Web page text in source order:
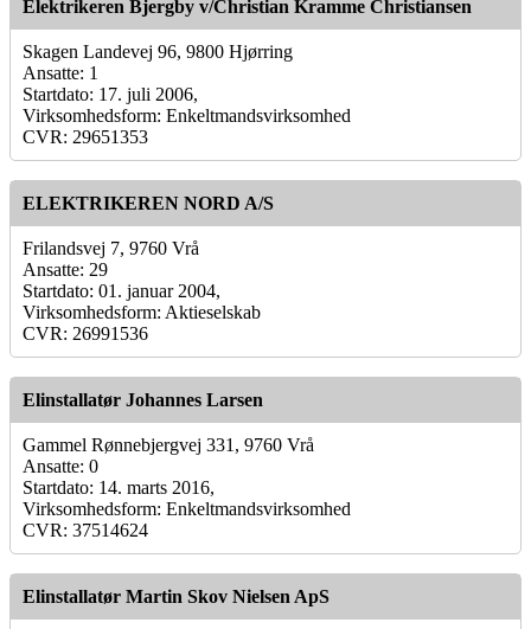
Elektrikeren Bjergby v/Christian Kramme Christiansen
Skagen Landevej 96, 9800 Hjørring
Ansatte: 1
Startdato: 17. juli 2006,
Virksomhedsform: Enkeltmandsvirksomhed
CVR: 29651353
ELEKTRIKEREN NORD A/S
Frilandsvej 7, 9760 Vrå
Ansatte: 29
Startdato: 01. januar 2004,
Virksomhedsform: Aktieselskab
CVR: 26991536
Elinstallatør Johannes Larsen
Gammel Rønnebjergvej 331, 9760 Vrå
Ansatte: 0
Startdato: 14. marts 2016,
Virksomhedsform: Enkeltmandsvirksomhed
CVR: 37514624
Elinstallatør Martin Skov Nielsen ApS